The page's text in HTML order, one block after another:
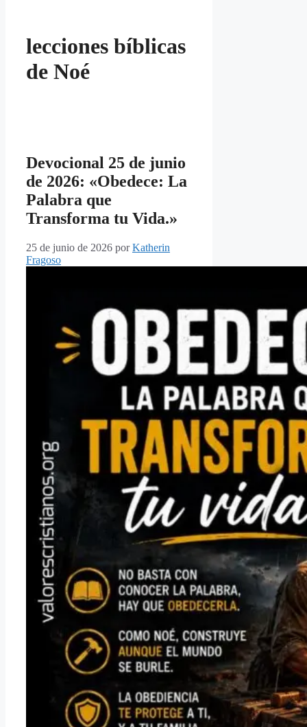
lecciones bíblicas
de Noé
Devocional 25 de junio
de 2026: «Obedece: La
Palabra que
Transforma tu Vida.»
25 de junio de 2026 porKatherin
Fragoso